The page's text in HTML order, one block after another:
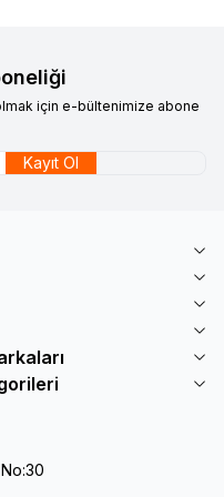
için e-bültenimize abone
Kayıt Ol